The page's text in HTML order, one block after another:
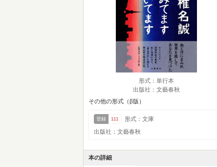
形式：単行本
出版社：文藝春秋
その他の形式（β版）
登録 111
形式：文庫
出版社：文藝春秋
本の詳細